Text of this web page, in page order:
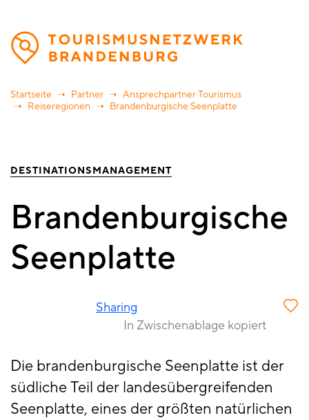
Direkt
zum
Inhalt
Startseite Partner
Ansprechpartner Tourismus
Reiseregionen
Brandenburgische Seenplatte
DESTINATIONSMANAGEMENT
Brandenburgische
Seenplatte
Sharing
In Zwischenablage kopiert
Die brandenburgische Seenplatte ist der
südliche Teil der landesübergreifenden
Seenplatte, eines der größten natürlichen